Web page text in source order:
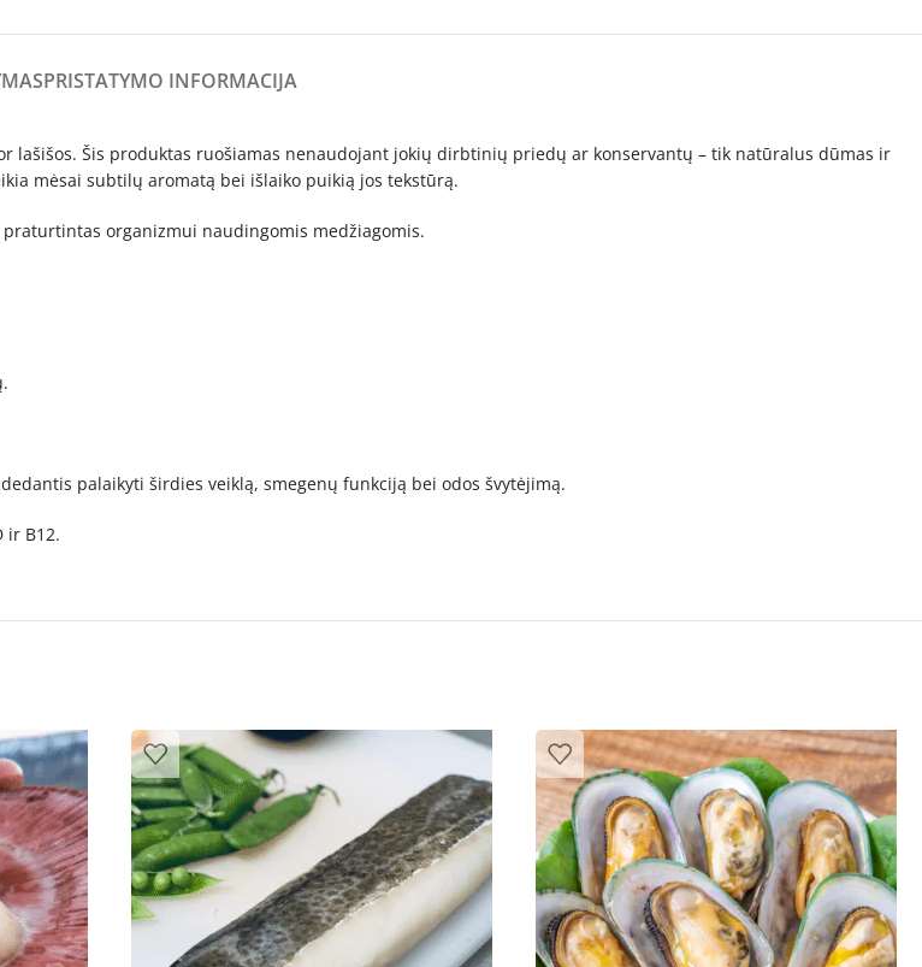
PRISTATYMO INFORMACIJA
lašišos. Šis produktas ruošiamas nenaudojant jokių dirbtinių priedų ar konservantų – tik natūralus dūmas ir
mėsai subtilų aromatą bei išlaiko puikią jos tekstūrą.
organizmui naudingomis medžiagomis.
palaikyti širdies veiklą, smegenų funkciją bei odos švytėjimą.
ir B12.